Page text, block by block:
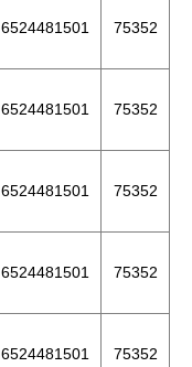
6524481501 75352
6524481501 75352
6524481501 75352
6524481501 75352
6524481501 75352